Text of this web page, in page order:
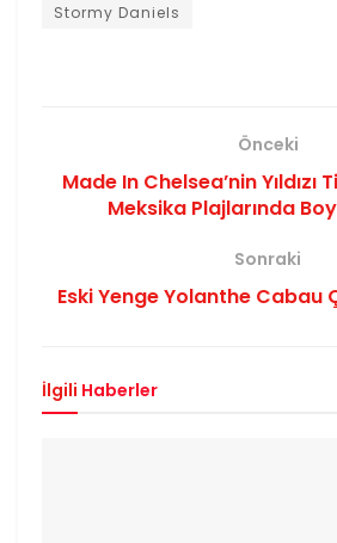
Stormy Daniels
Önceki
Made In Chelsea’nin
Meksika Plajlarında
Sonraki
Eski Yenge Yolanthe Cabau
İlgili Haberler